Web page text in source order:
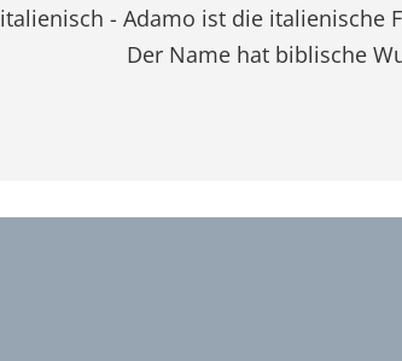
italienisch - Adamo ist die italienische
Der Name hat biblische